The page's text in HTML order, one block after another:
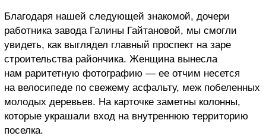
Благодаря нашей следующей знакомой, дочери
работника завода Галины Гайтановой, мы смогли
увидеть, как выглядел главный проспект на заре
строительства райончика. Женщина вынесла
нам раритетную фотографию — ее отчим несется
на велосипеде по свежему асфальту, меж побеленных
молодых деревьев. На карточке заметны колонны,
которые украшали вход на внутреннюю территорию
поселка.